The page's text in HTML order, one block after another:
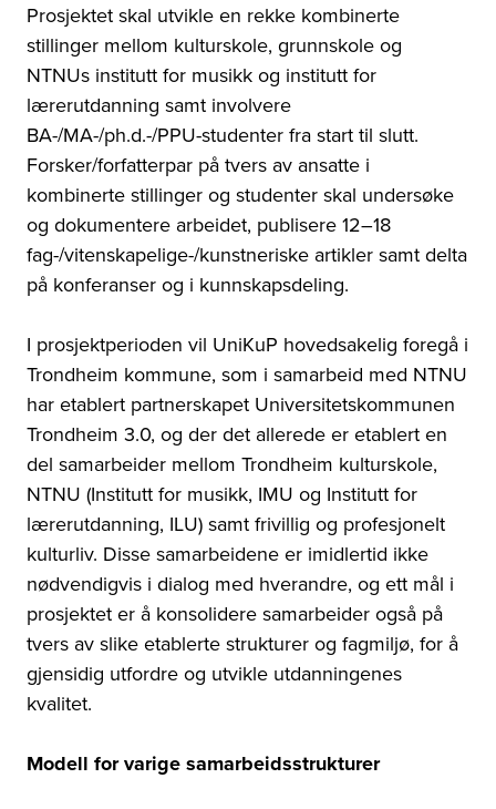
Prosjektet skal utvikle en rekke kombinerte
stillinger mellom kulturskole, grunnskole og
NTNUs institutt for musikk og institutt for
lærerutdanning samt involvere
BA-/MA-/ph.d.-/PPU-studenter fra start til slutt.
Forsker/forfatterpar på tvers av ansatte i
kombinerte stillinger og studenter skal undersøke
og dokumentere arbeidet, publisere 12–18
fag-/vitenskapelige-/kunstneriske artikler samt delta
på konferanser og i kunnskapsdeling.
I prosjektperioden vil UniKuP hovedsakelig foregå i
Trondheim kommune, som i samarbeid med NTNU
har etablert partnerskapet Universitetskommunen
Trondheim 3.0, og der det allerede er etablert en
del samarbeider mellom Trondheim kulturskole,
NTNU (Institutt for musikk, IMU og Institutt for
lærerutdanning, ILU) samt frivillig og profesjonelt
kulturliv. Disse samarbeidene er imidlertid ikke
nødvendigvis i dialog med hverandre, og ett mål i
prosjektet er å konsolidere samarbeider også på
tvers av slike etablerte strukturer og fagmiljø, for å
gjensidig utfordre og utvikle utdanningenes
kvalitet.
Modell for varige samarbeidsstrukturer